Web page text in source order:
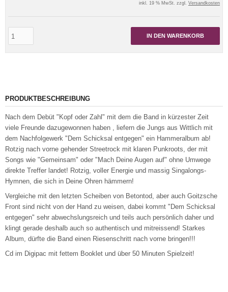
inkl. 19 % MwSt. zzgl. Versandkosten
IN DEN WARENKORB
PRODUKTBESCHREIBUNG
Nach dem Debüt "Kopf oder Zahl" mit dem die Band in kürzester Zeit
viele Freunde dazugewonnen haben , liefern die Jungs aus Wittlich mit
dem Nachfolgewerk "Dem Schicksal entgegen" ein Hammeralbum ab!
Rotzig nach vorne gehender Streetrock mit klaren Punkroots, der mit
Songs wie "Gemeinsam" oder "Mach Deine Augen auf" ohne Umwege
direkte Treffer landet! Rotzig, voller Energie und massig Singalongs-
Hymnen, die sich in Deine Ohren hämmern!
Vergleiche mit den letzten Scheiben von Betontod, aber auch Goitzsche
Front sind nicht von der Hand zu weisen, dabei kommt "Dem Schicksal
entgegen" sehr abwechslungsreich und teils auch persönlich daher und
klingt gerade deshalb auch so authentisch und mitreissend! Starkes
Album, dürfte die Band einen Riesenschritt nach vorne bringen!!!
Cd im Digipac mit fettem Booklet und über 50 Minuten Spielzeit!